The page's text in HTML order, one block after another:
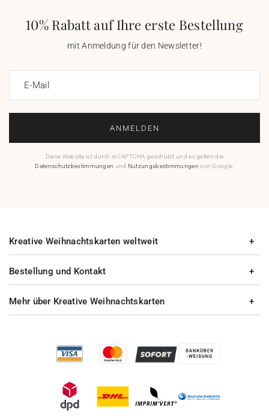
10% Rabatt auf Ihre erste Bestellung
mit Anmeldung für den Newsletter!
E-Mail
ANMELDEN
Diese Website ist durch reCAPTCHA geschützt und es gelten die
Datenschutzbestimmungen und Nutzungsbestimmungen von Google.
Bestellung und Kontakt
Mehr über Kreative Weihnachtskarten
Kreative Weihnachtskarten weltweit